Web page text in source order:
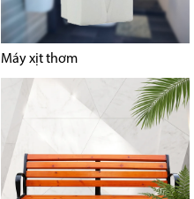
Máy xịt thơm